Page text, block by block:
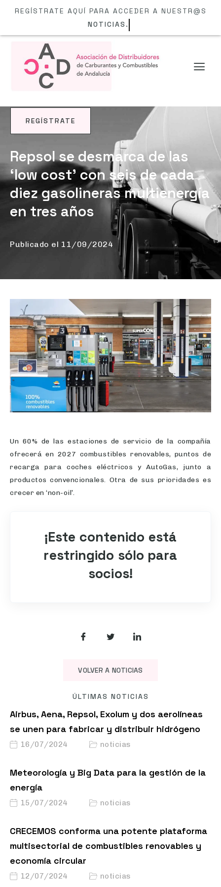
REGÍSTRATE AQUÍ PARA ACCEDER A NUESTR@S
NOTICIAS.
REGÍSTRATE
NOTICIAS
Repsol se desmarca de las
‘low cost’ con seis de cada
diez gasolineras multienergía
en tres años
Publicado el 11/09/2024
Un 60% de las estaciones de servicio de la compañía
ofrecerá en 2027 combustibles renovables, puntos de
recarga para coches eléctricos y AutoGas, junto a
productos convencionales. Otra de sus prioridades es
crecer en ‘non-oil’.
¡Este contenido está
restringido sólo para
socios!
VOLVER A NOTICIAS
ÚLTIMAS NOTICIAS
Airbus, Aena, Repsol, Exolum y dos aerolíneas
se unen para fabricar y distribuir hidrógeno
16/07/2024 noticias
Meteorología y Big Data para la gestión de la
energía
15/07/2024 noticias
CRECEMOS conforma una potente plataforma
multisectorial de combustibles renovables y
economía circular
12/07/2024 noticias